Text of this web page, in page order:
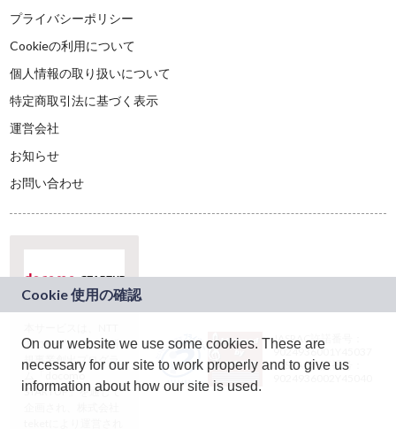
プライバシーポリシー
Cookieの利用について
個人情報の取り扱いについて
特定商取引法に基づく表示
運営会社
お知らせ
お問い合わせ
ドコモグループの新
規事業創出プログラ
ム「docomo
STARTUP」を通じて
JASRAC許諾番号：
9024936001Y45037
JASRAC許諾番号：
On our website we use some cookies. These are
necessary for our site to work properly and to give us
information about how our site is used.